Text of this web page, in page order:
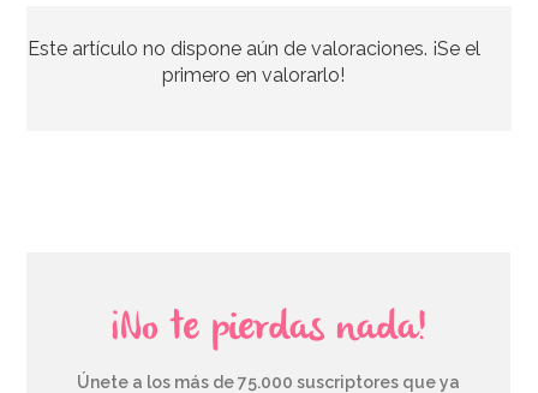
29,90€
Este artículo no dispone aún de valoraciones. ¡Se el
primero en valorarlo!
¡No te pierdas nada!
Únete a los más de 75.000 suscriptores que ya